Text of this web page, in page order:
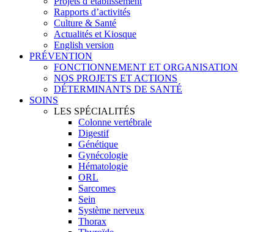
Rapports d’activités
Culture & Santé
Actualités et Kiosque
English version
PRÉVENTION
FONCTIONNEMENT ET ORGANISATION
NOS PROJETS ET ACTIONS
DÉTERMINANTS DE SANTÉ
SOINS
LES SPÉCIALITÉS
Colonne vertébrale
Digestif
Génétique
Gynécologie
Hématologie
ORL
Sarcomes
Sein
Système nerveux
Thorax